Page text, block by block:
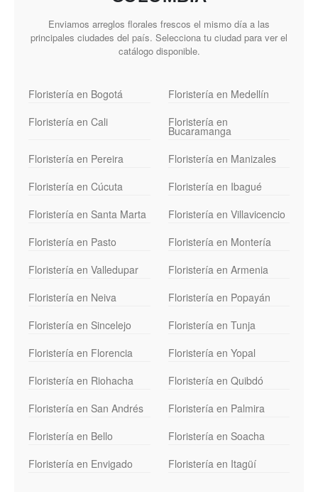
Enviamos arreglos florales frescos el mismo día a las
principales ciudades del país. Selecciona tu ciudad para ver el
catálogo disponible.
Floristería en Bogotá
Floristería en Medellín
Floristería en Cali
Floristería en
Bucaramanga
Floristería en Pereira
Floristería en Manizales
Floristería en Cúcuta
Floristería en Ibagué
Floristería en Santa Marta
Floristería en Villavicencio
Floristería en Pasto
Floristería en Montería
Floristería en Valledupar
Floristería en Armenia
Floristería en Neiva
Floristería en Popayán
Floristería en Sincelejo
Floristería en Tunja
Floristería en Florencia
Floristería en Yopal
Floristería en Riohacha
Floristería en Quibdó
Floristería en San Andrés
Floristería en Palmira
Floristería en Bello
Floristería en Soacha
Floristería en Envigado
Floristería en Itagüí